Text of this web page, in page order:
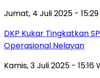
Jumat, 4 Juli 2025 - 15:29
DKP Kukar Tingkatkan
Operasional Nelayan
Kamis, 3 Juli 2025 - 15:16